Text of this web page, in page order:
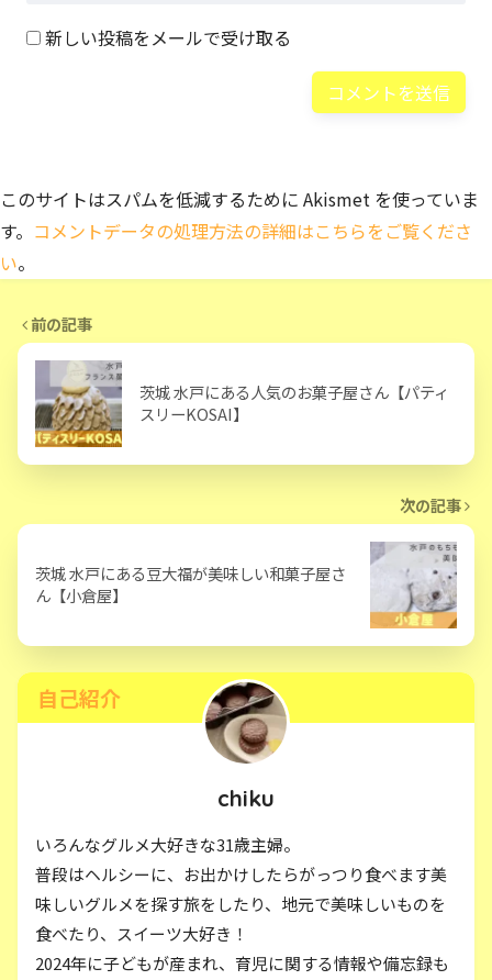
新しい投稿をメールで受け取る
このサイトはスパムを低減するために Akismet を使っていま
す。 コメントデータの処理方法の詳細はこちらをご覧くださ
い。
前の記事
茨城 水戸にある人気のお菓子屋さん【パティ
スリーKOSAI】
次の記事
茨城 水戸にある豆大福が美味しい和菓子屋さ
ん【小倉屋】
自己紹介
chiku
いろんなグルメ大好きな31歳主婦。
普段はヘルシーに、お出かけしたらがっつり食べます美
味しいグルメを探す旅をしたり、地元で美味しいものを
食べたり、スイーツ大好き！
2024年に子どもが産まれ、育児に関する情報や備忘録も